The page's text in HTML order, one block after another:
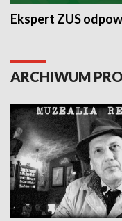
Ekspert ZUS
ARCHIWUM